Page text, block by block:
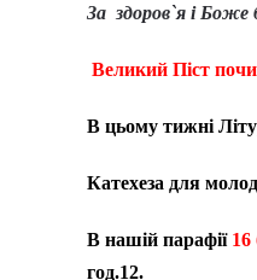
За здоров`я і Боже
Великий Піст
В цьому тижні
Катехеза для
В нашій парафії 16
год.12.